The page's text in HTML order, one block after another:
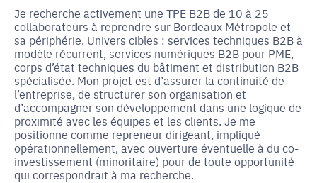
Je recherche activement une TPE B2B de 10 à 25
collaborateurs à reprendre sur Bordeaux Métropole et
sa périphérie. Univers cibles : services techniques B2B à
modèle récurrent, services numériques B2B pour PME,
corps d’état techniques du bâtiment et distribution B2B
spécialisée. Mon projet est d’assurer la continuité de
l’entreprise, de structurer son organisation et
d’accompagner son développement dans une logique de
proximité avec les équipes et les clients. Je me
positionne comme repreneur dirigeant, impliqué
opérationnellement, avec ouverture éventuelle à du co-
investissement (minoritaire) pour de toute opportunité
qui correspondrait à ma recherche.